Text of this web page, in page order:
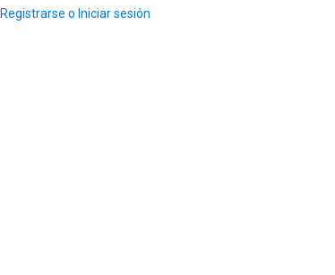
Registrarse o Iniciar sesión